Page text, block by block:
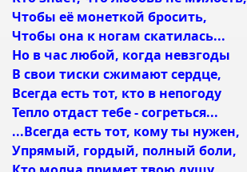
Чтобы её монеткой бросить,
Чтобы она к ногам скатилась...
Но в час любой, когда невзгоды
В свои тиски сжимают сердце,
Всегда есть тот, кто в непогоду
Тепло отдаст тебе - согреться...
...Всегда есть тот, кому ты нужен,
Упрямый, гордый, полный боли,